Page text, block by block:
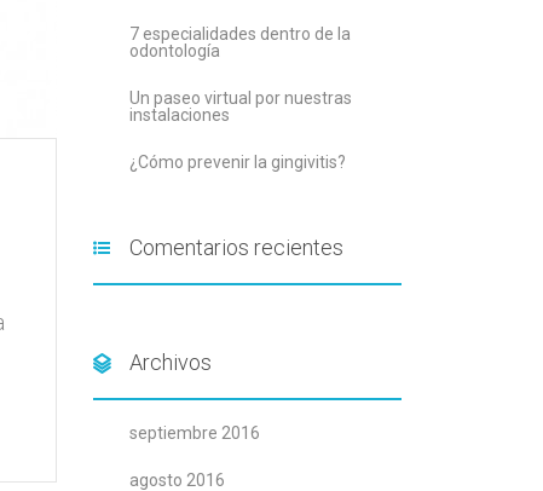
7 especialidades dentro de la
odontología
Un paseo virtual por nuestras
instalaciones
¿Cómo prevenir la gingivitis?
Comentarios recientes
Archivos
septiembre 2016
agosto 2016